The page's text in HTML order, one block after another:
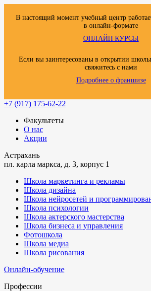
В настоящий момент учебный центр
в онлайн-формате
ОНЛАЙН КУРСЫ
Если вы заинтересованы в открытии
свяжитесь с нами
Подробнее о франшизе
+7 (917) 175-62-22
Факультеты
О нас
Акции
Астрахань
пл. карла маркса, д. 3, корпус 1
Школа маркетинга и рекламы
Школа дизайна
Школа нейросетей и
Школа психологии
Школа актерского мастерства
Школа бизнеса и управления
Фотошкола
Школа медиа
Школа рисования
Онлайн-обучение
Профессии